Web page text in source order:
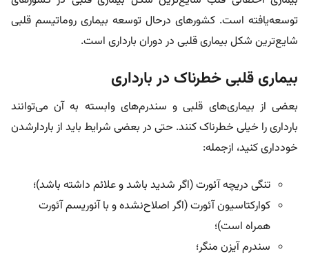
توسعه‌یافته است. کشورهای درحال توسعه بیماری روماتیسم قلبی
شایع‌ترین شکل بیماری قلبی در دوران بارداری است.
بیماری‌ قلبی خطرناک در بارداری
بعضی از بیماری‌های قلبی و سندرم‌های وابسته به آن می‌توانند
بارداری را خیلی خطرناک کنند. حتی در بعضی شرایط باید از باردارشدن
خودداری کنید، ازجمله:
تنگی دریچه آئورت (اگر شدید باشد و علائم داشته باشد)؛
کوارکتاسیون آئورت (اگر اصلاح‌نشده و با آنوریسم آئورت
همراه است)؛
سندرم آیزن منگر؛